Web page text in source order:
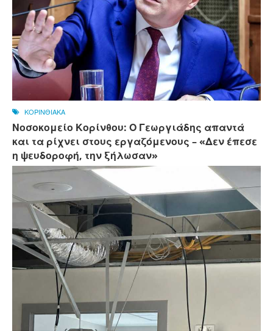
ΚΟΡΙΝΘΙΑΚΑ
Νοσοκομείο Κορίνθου: Ο Γεωργιάδης απαντά
και τα ρίχνει στους εργαζόμενους – «Δεν έπεσε
η ψευδοροφή, την ξήλωσαν»